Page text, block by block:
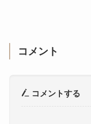
コメント
コメントする